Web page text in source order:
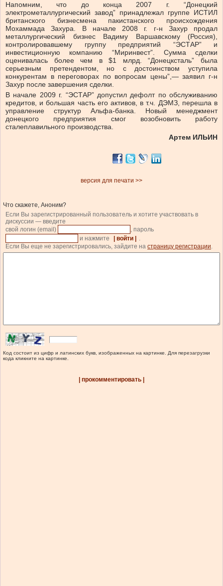
Напомним, что до конца 2007 г. “Донецкий
электрометаллургический завод” принадлежал группе ИСТИЛ
британского бизнесмена пакистанского происхождения
Мохаммада Захура. В начале 2008 г. г-н Захур продал
металлургический бизнес Вадиму Варшавскому (Россия),
контролировавшему группу предприятий “ЭСТАР” и
инвестиционную компанию “Миринвест”. Сумма сделки
оценивалась более чем в $1 млрд. “Донецксталь” была
серьезным претендентом, но с достоинством уступила
конкурентам в переговорах по вопросам цены”,— заявил г-н
Захур после завершения сделки.
В начале 2009 г. “ЭСТАР” допустил дефолт по обслуживанию
кредитов, и большая часть его активов, в т.ч. ДЭМЗ, перешла в
управление структур Альфа-банка. Новый менеджмент
донецкого предприятия смог возобновить работу
сталеплавильного производства.
Артем ИЛЬИН
версия для печати >>
Что скажете, Аноним?
Если Вы зарегистрированный пользователь и хотите участвовать в
дискуссии — введите
свой логин (email)
, пароль
и нажмите
| войти |
.
Если Вы еще не зарегистрировались, зайдите на страницу регистрации.
Код состоит из цифр и латинских букв, изображенных на картинке. Для перезагрузки
кода кликните на картинке.
| прокомментировать |